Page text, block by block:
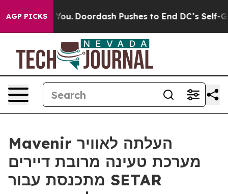
AGP PICKS
Cost You. Doordash Pushes to End DC’s Self-
Mavenir העלתה לאוויר
מערכת טעינה מרובת דיירים
מתכנסת עבור SETAR